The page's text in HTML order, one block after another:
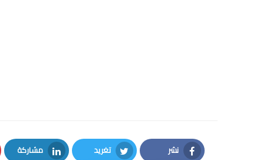
نشر تغريد مشاركة